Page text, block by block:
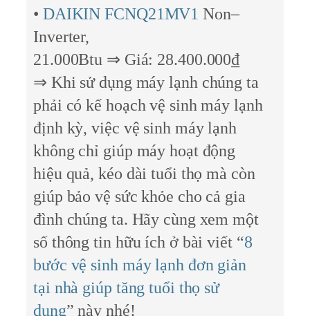
• DAIKIN FCNQ21MV1 Non–
Inverter,
21.000Btu ⇒ Giá: 28.400.000₫
⇒ Khi sử dụng máy lạnh chúng ta
phải có kế hoạch vệ sinh máy lạnh
định kỳ, việc vệ sinh máy lạnh
không chỉ giúp máy hoạt động
hiệu quả, kéo dài tuổi thọ mà còn
giúp bảo vệ sức khỏe cho cả gia
đình chúng ta. Hãy cùng xem một
số thông tin hữu ích ở bài viết “8
bước vệ sinh máy lạnh đơn giản
tại nhà giúp tăng tuổi thọ sử
dụng” này nhé!